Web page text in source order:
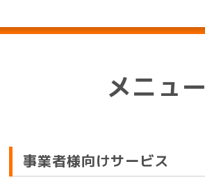
メニュー
事業者様向けサービス